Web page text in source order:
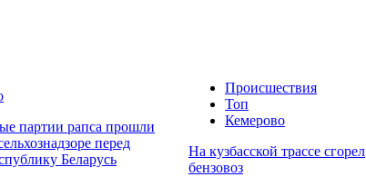
партии рапса прошли
перед
Беларусь
Происшествия
Топ
Кемерово
На кузбасской трассе сгорел
бензовоз